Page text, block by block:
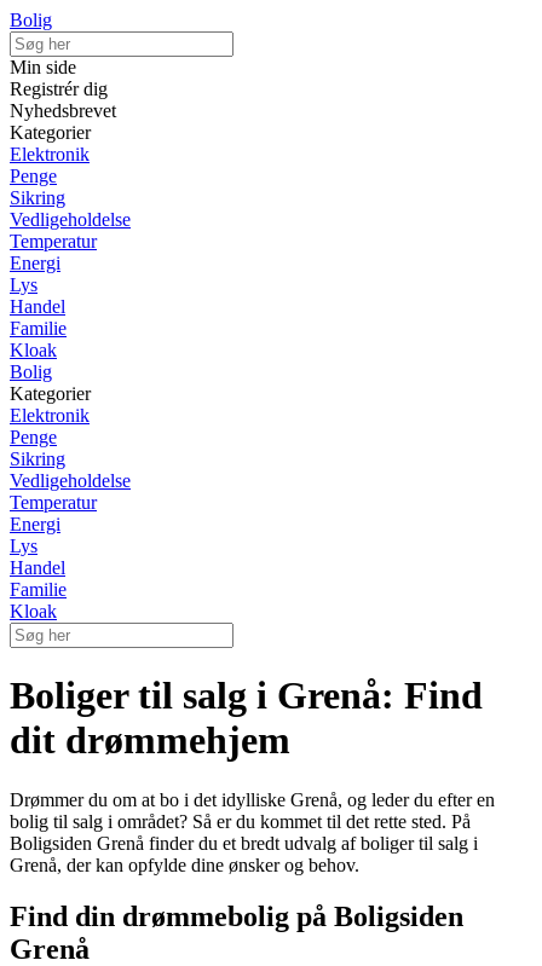
Bolig
Min side
Registrér dig
Nyhedsbrevet
Kategorier
Elektronik
Penge
Sikring
Vedligeholdelse
Temperatur
Energi
Lys
Handel
Familie
Kloak
Bolig
Kategorier
Elektronik
Penge
Sikring
Vedligeholdelse
Temperatur
Energi
Lys
Handel
Familie
Kloak
Boliger til salg i Grenå: Find
dit drømmehjem
Drømmer du om at bo i det idylliske Grenå, og leder du efter en
bolig til salg i området? Så er du kommet til det rette sted. På
Boligsiden Grenå finder du et bredt udvalg af boliger til salg i
Grenå, der kan opfylde dine ønsker og behov.
Find din drømmebolig på Boligsiden
Grenå